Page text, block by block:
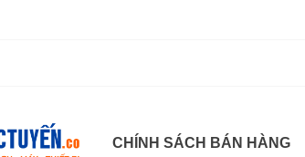
CHÍNH SÁCH BÁN HÀNG